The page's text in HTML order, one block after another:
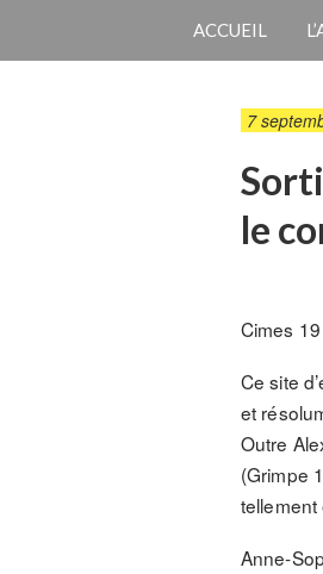
ACCUEIL
7
le
Cimes
Ce site
et
Outre
(Grimpe
tellement
Anne-